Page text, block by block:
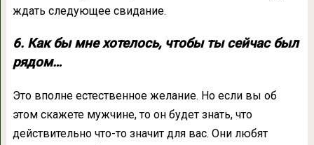
ждать следующее свидание.
6. Как бы мне хотелось, чтобы ты сейчас был
рядом…
Это вполне естественное желание. Но если вы об
этом скажете мужчине, то он будет знать, что
действительно что-то значит для вас. Они любят